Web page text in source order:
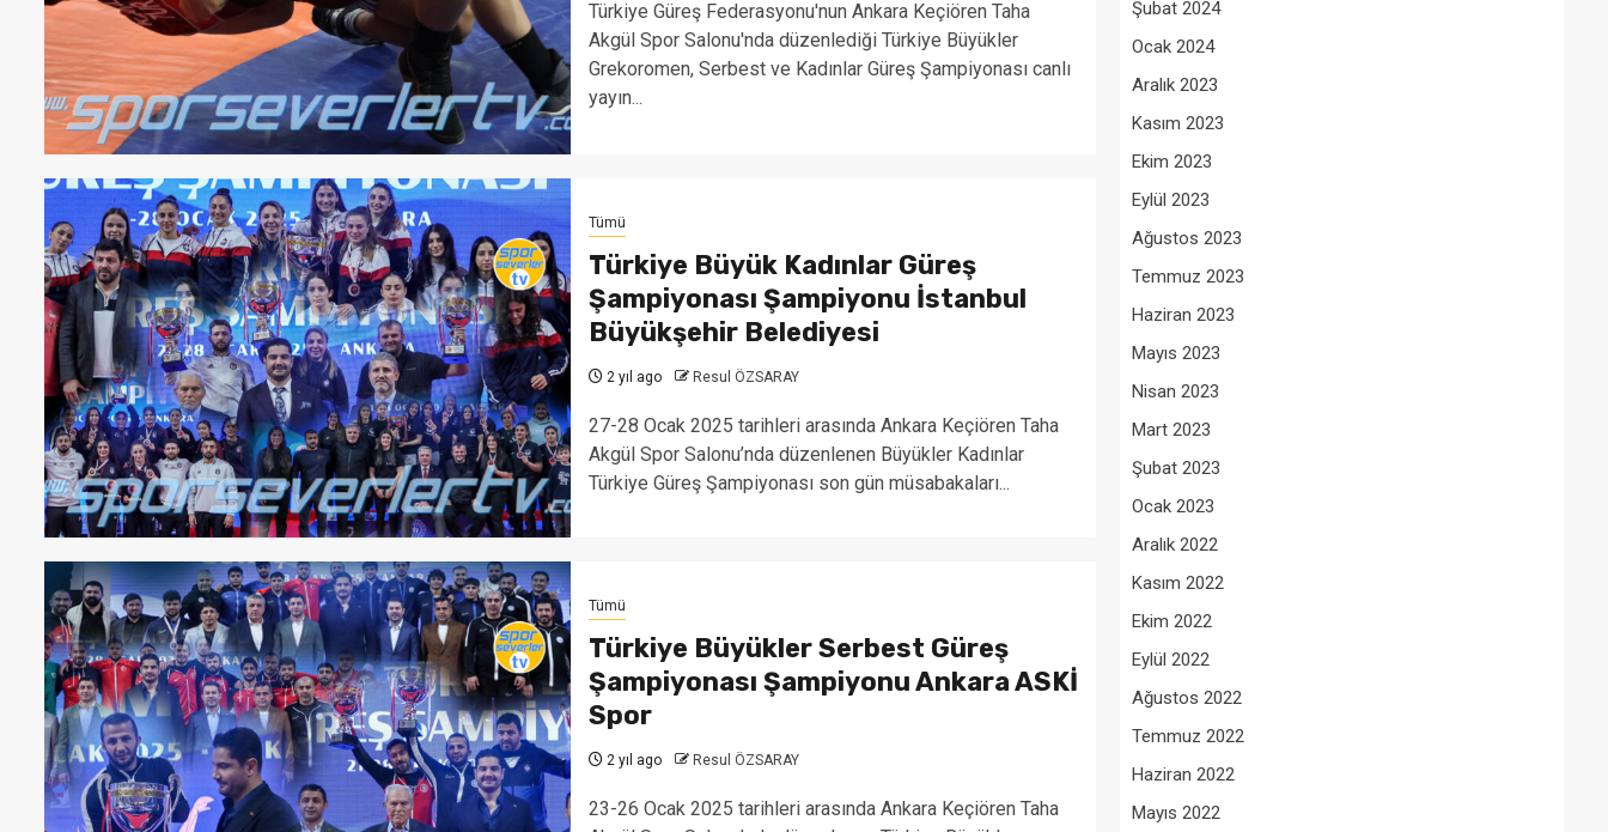
Türkiye Güreş Federasyonu'nun Ankara Keçiören Taha
Akgül Spor Salonu'nda düzenlediği Türkiye Büyükler
Grekoromen, Serbest ve Kadınlar Güreş Şampiyonası canlı
yayın...
Tümü
Türkiye Büyük Kadınlar Güreş
Şampiyonası Şampiyonu İstanbul
Büyükşehir Belediyesi
2 yıl ago Resul ÖZSARAY
27-28 Ocak 2025 tarihleri arasında Ankara Keçiören Taha
Akgül Spor Salonu’nda düzenlenen Büyükler Kadınlar
Türkiye Güreş Şampiyonası son gün müsabakaları...
Tümü
Türkiye Büyükler Serbest Güreş
Şampiyonası Şampiyonu Ankara ASKİ
Spor
2 yıl ago Resul ÖZSARAY
23-26 Ocak 2025 tarihleri arasında Ankara Keçiören Taha
Şubat 2024
Ocak 2024
Aralık 2023
Kasım 2023
Ekim 2023
Eylül 2023
Ağustos 2023
Temmuz 2023
Haziran 2023
Mayıs 2023
Nisan 2023
Mart 2023
Şubat 2023
Ocak 2023
Aralık 2022
Kasım 2022
Ekim 2022
Eylül 2022
Ağustos 2022
Temmuz 2022
Haziran 2022
Mayıs 2022